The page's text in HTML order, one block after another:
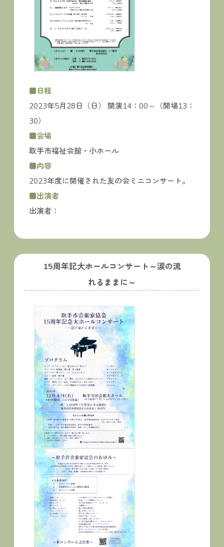
■日程
2023年5月28日（日） 開演14：00～（開場13：
30）
■会場
取手市福祉会館・小ホール
■内容
2023年度に開催された友の会ミニコンサート。
■出演者
出演者：
15周年記大ホールコンサート～涙の流
れるままに～